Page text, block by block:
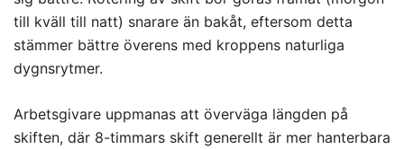
till kväll till natt) snarare än bakåt, eftersom detta
stämmer bättre överens med kroppens naturliga
dygnsrytmer.
Arbetsgivare uppmanas att överväga längden på
skiften, där 8-timmars skift generellt är mer hanterbara